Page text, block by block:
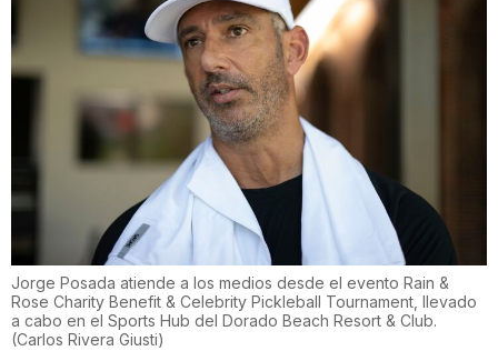
Jorge Posada atiende a los medios desde el evento Rain &
Rose Charity Benefit & Celebrity Pickleball Tournament, llevado
a cabo en el Sports Hub del Dorado Beach Resort & Club.
(Carlos Rivera Giusti)